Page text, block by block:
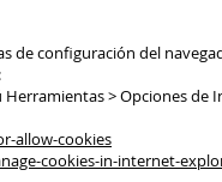
de configuración del
> Opciones de
allow-cookies
cookies-in-internet-